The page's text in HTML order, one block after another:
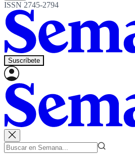
ISSN 2745-2794
Suscríbete